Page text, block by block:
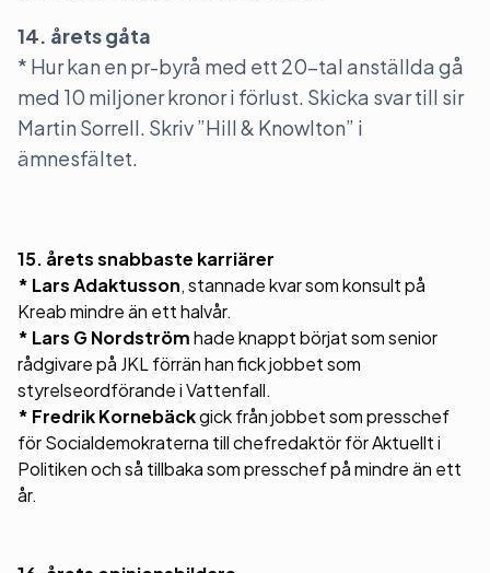
14. årets gåta
* Hur kan en pr-byrå med ett 20-tal anställda gå
med 10 miljoner kronor i förlust. Skicka svar till sir
Martin Sorrell. Skriv ”Hill & Knowlton” i
ämnesfältet.
15. årets snabbaste karriärer
* Lars Adaktusson, stannade kvar som konsult på
Kreab mindre än ett halvår.
* Lars G Nordströmhade knappt börjat som senior
rådgivare på JKL förrän han fick jobbet som
styrelseordförande i Vattenfall.
* Fredrik Kornebäckgick från jobbet som presschef
för Socialdemokraterna till chefredaktör för Aktuellt i
Politiken och så tillbaka som presschef på mindre än ett
år.